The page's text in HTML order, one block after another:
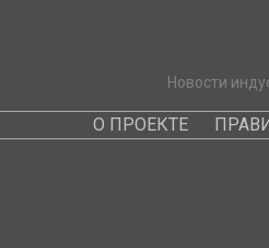
Новости
О ПРОЕКТЕ